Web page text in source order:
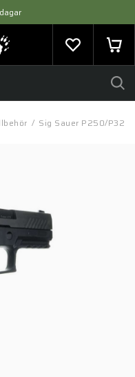
SVEA
/ Sig Sauer P250/P320